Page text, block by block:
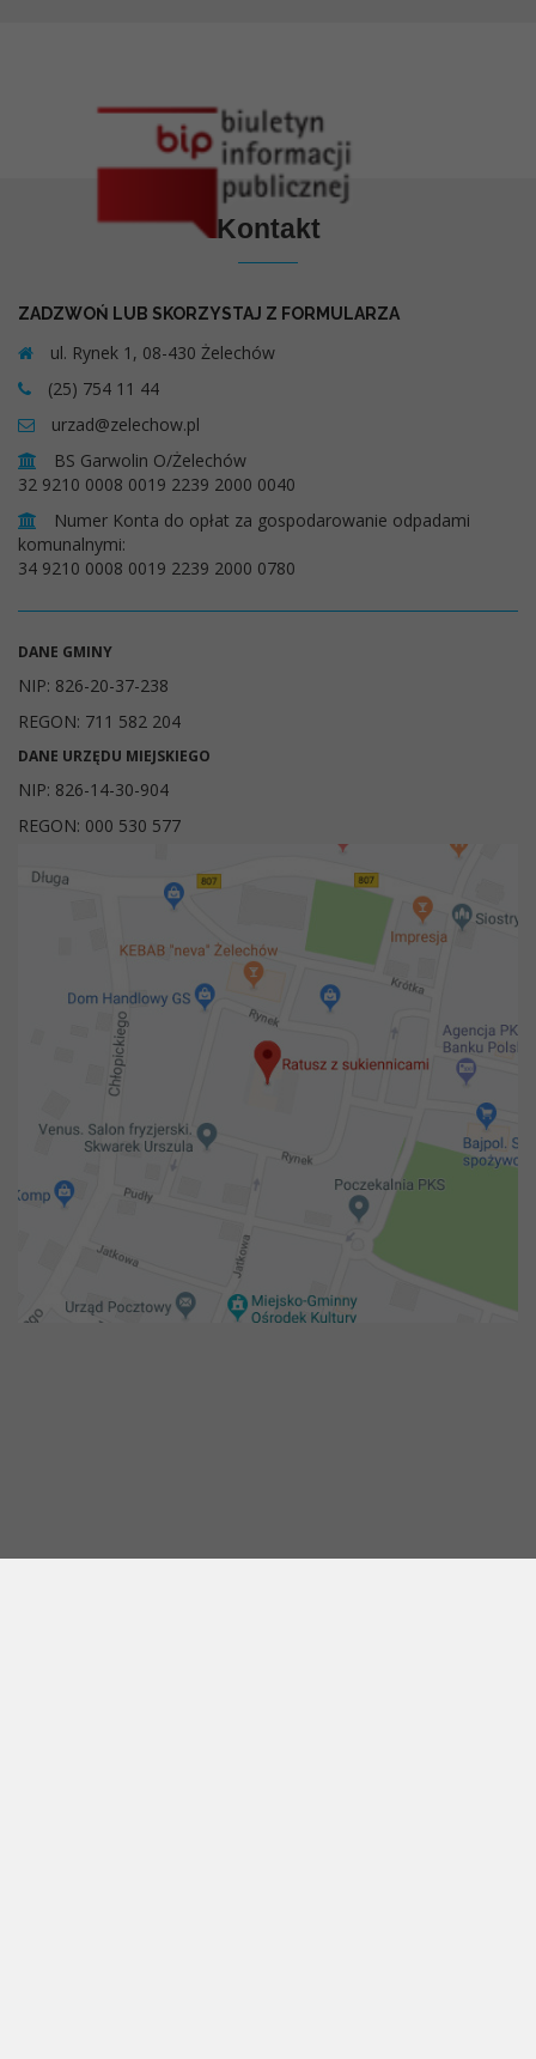
Kontakt
ZADZWOŃ LUB SKORZYSTAJ Z FORMULARZA
ul. Rynek 1, 08-430 Żelechów
(25) 754 11 44
urzad@zelechow.pl
BS Garwolin O/Żelechów
32 9210 0008 0019 2239 2000 0040
Numer Konta do opłat za gospodarowanie odpadami
komunalnymi:
34 9210 0008 0019 2239 2000 0780
DANE GMINY
NIP: 826-20-37-238
REGON: 711 582 204
DANE URZĘDU MIEJSKIEGO
NIP: 826-14-30-904
REGON: 000 530 577